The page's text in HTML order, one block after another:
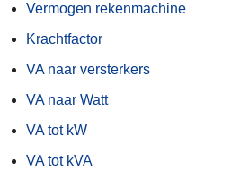
Vermogen rekenmachine
Krachtfactor
VA naar versterkers
VA naar Watt
VA tot kW
VA tot kVA